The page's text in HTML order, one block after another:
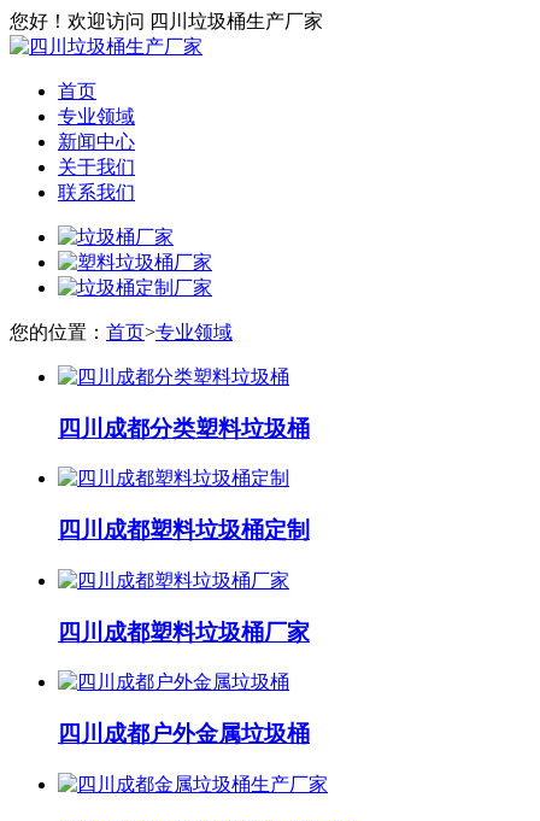
您好！欢迎访问 四川垃圾桶生产厂家
首页
专业领域
新闻中心
关于我们
联系我们
您的位置： 首页>专业领域
四川成都分类塑料垃圾桶
四川成都塑料垃圾桶定制
四川成都塑料垃圾桶厂家
四川成都户外金属垃圾桶